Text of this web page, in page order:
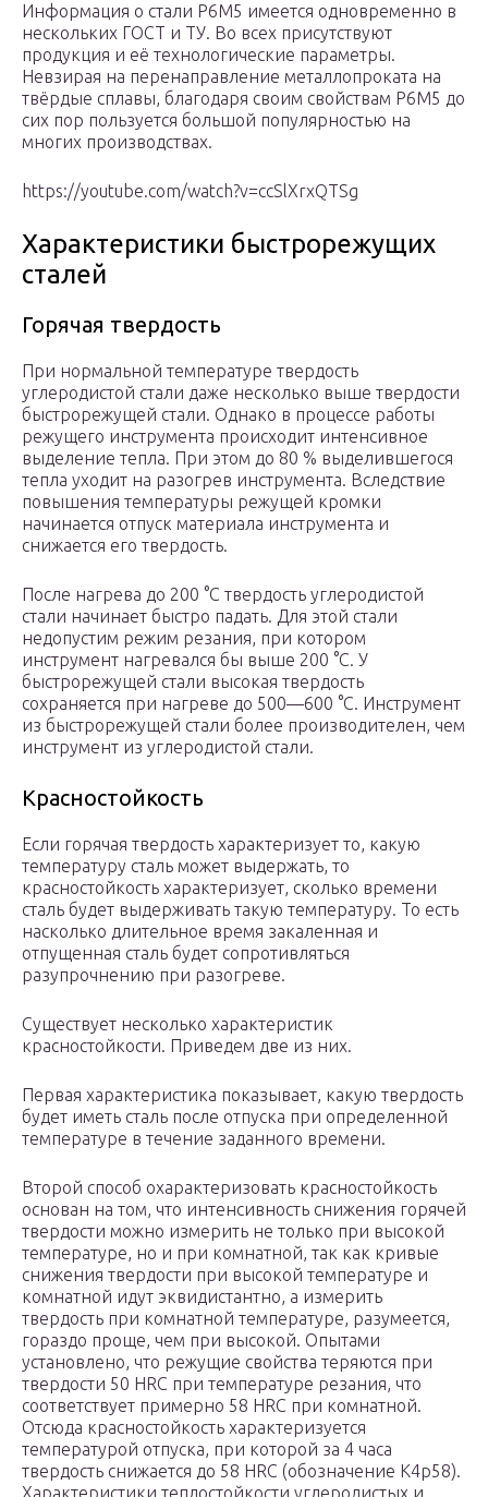
Информация о стали Р6М5 имеется одновременно в
нескольких ГОСТ и ТУ. Во всех присутствуют
продукция и её технологические параметры.
Невзирая на перенаправление металлопроката на
твёрдые сплавы, благодаря своим свойствам Р6М5 до
сих пор пользуется большой популярностью на
многих производствах.
https://youtube.com/watch?v=ccSlXrxQTSg
Характеристики быстрорежущих
сталей
Горячая твердость
При нормальной температуре твердость
углеродистой стали даже несколько выше твердости
быстрорежущей стали. Однако в процессе работы
режущего инструмента происходит интенсивное
выделение тепла. При этом до 80 % выделившегося
тепла уходит на разогрев инструмента. Вследствие
повышения температуры режущей кромки
начинается отпуск материала инструмента и
снижается его твердость.
После нагрева до 200 °C твердость углеродистой
стали начинает быстро падать. Для этой стали
недопустим режим резания, при котором
инструмент нагревался бы выше 200 °C. У
быстрорежущей стали высокая твердость
сохраняется при нагреве до 500—600 °C. Инструмент
из быстрорежущей стали более производителен, чем
инструмент из углеродистой стали.
Красностойкость
Если горячая твердость характеризует то, какую
температуру сталь может выдержать, то
красностойкость характеризует, сколько времени
сталь будет выдерживать такую температуру. То есть
насколько длительное время закаленная и
отпущенная сталь будет сопротивляться
разупрочнению при разогреве.
Существует несколько характеристик
красностойкости. Приведем две из них.
Первая характеристика показывает, какую твердость
будет иметь сталь после отпуска при определенной
температуре в течение заданного времени.
Второй способ охарактеризовать красностойкость
основан на том, что интенсивность снижения горячей
твердости можно измерить не только при высокой
температуре, но и при комнатной, так как кривые
снижения твердости при высокой температуре и
комнатной идут эквидистантно, а измерить
твердость при комнатной температуре, разумеется,
гораздо проще, чем при высокой. Опытами
установлено, что режущие свойства теряются при
твердости 50 HRC при температуре резания, что
соответствует примерно 58 HRC при комнатной.
Отсюда красностойкость характеризуется
температурой отпуска, при которой за 4 часа
твердость снижается до 58 HRC (обозначение K4р58).
Характеристики теплостойкости углеродистых и